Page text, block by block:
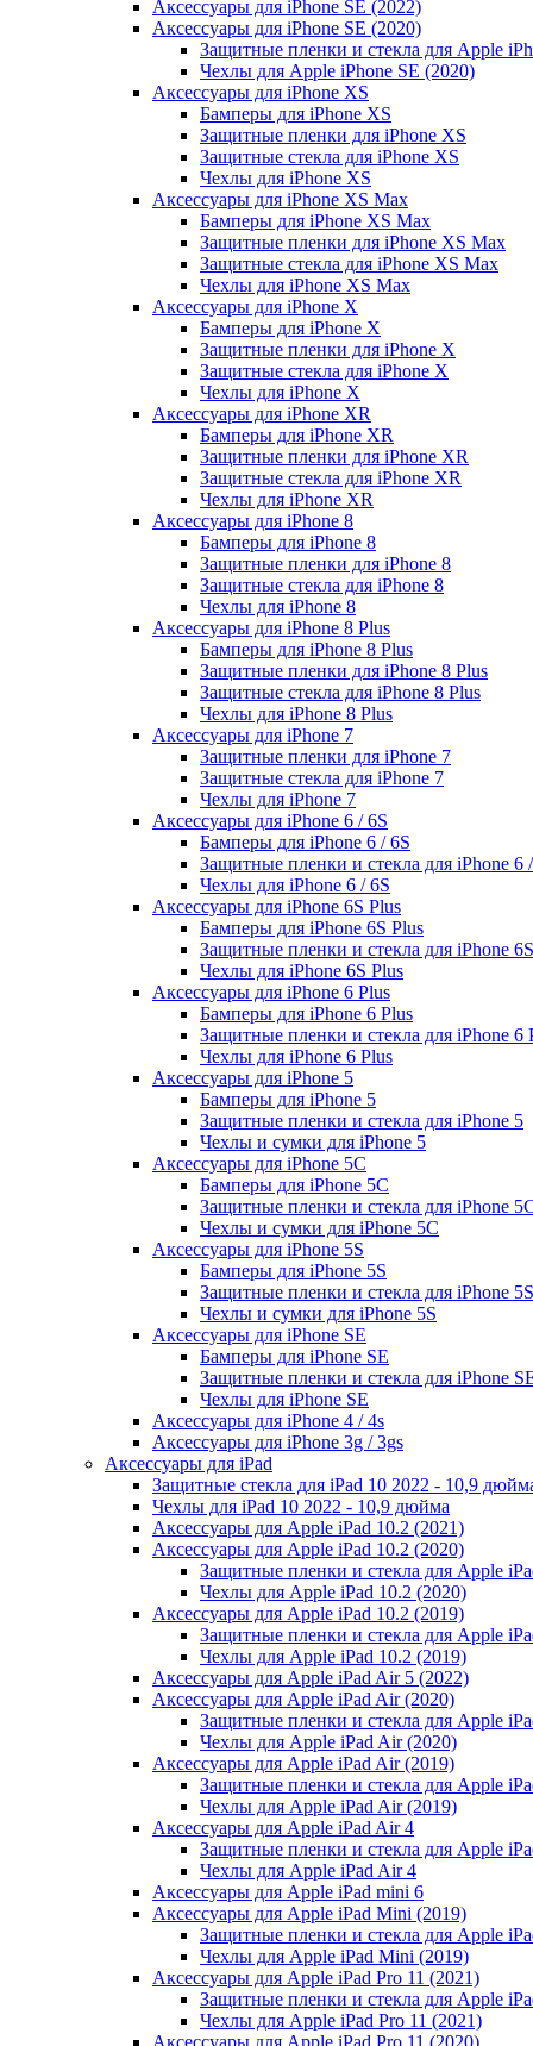
Аксессуары для iPhone SE (2022)
Аксессуары для iPhone SE (2020)
Защитные пленки и стекла для Apple
Чехлы для Apple iPhone SE (2020)
Аксессуары для iPhone ХS
Бамперы для iPhone ХS
Защитные пленки для iPhone ХS
Защитные стекла для iPhone ХS
Чехлы для iPhone ХS
Аксессуары для iPhone ХS Max
Бамперы для iPhone XS Max
Защитные пленки для iPhone XS Max
Защитные стекла для iPhone XS Max
Чехлы для iPhone XS Max
Аксессуары для iPhone X
Бамперы для iPhone X
Защитные пленки для iPhone X
Защитные стекла для iPhone X
Чехлы для iPhone X
Аксессуары для iPhone XR
Бамперы для iPhone XR
Защитные пленки для iPhone XR
Защитные стекла для iPhone XR
Чехлы для iPhone XR
Аксессуары для iPhone 8
Бамперы для iPhone 8
Защитные пленки для iPhone 8
Защитные стекла для iPhone 8
Чехлы для iPhone 8
Аксессуары для iPhone 8 Plus
Бамперы для iPhone 8 Plus
Защитные пленки для iPhone 8 Plus
Защитные стекла для iPhone 8 Plus
Чехлы для iPhone 8 Plus
Аксессуары для iPhone 7
Защитные пленки для iPhone 7
Защитные стекла для iPhone 7
Чехлы для iPhone 7
Аксессуары для iPhone 6 / 6S
Бамперы для iPhone 6 / 6S
Защитные пленки и стекла для iPhone 6
Чехлы для iPhone 6 / 6S
Аксессуары для iPhone 6S Plus
Бамперы для iPhone 6S Plus
Защитные пленки и стекла для iPhone
Чехлы для iPhone 6S Plus
Аксессуары для iPhone 6 Plus
Бамперы для iPhone 6 Plus
Защитные пленки и стекла для iPhone 6
Чехлы для iPhone 6 Plus
Аксессуары для iPhone 5
Бамперы для iPhone 5
Защитные пленки и стекла для iPhone 5
Чехлы и сумки для iPhone 5
Аксессуары для iPhone 5C
Бамперы для iPhone 5C
Защитные пленки и стекла для iPhone
Чехлы и сумки для iPhone 5C
Аксессуары для iPhone 5S
Бамперы для iPhone 5S
Защитные пленки и стекла для iPhone 5S
Чехлы и сумки для iPhone 5S
Аксессуары для iPhone SE
Бамперы для iPhone SE
Защитные пленки и стекла для iPhone
Чехлы для iPhone SE
Аксессуары для iPhone 4 / 4s
Аксессуары для iPhone 3g / 3gs
Аксессуары для iPad
Защитные стекла для iPad 10 2022 - 10,9
Чехлы для iPad 10 2022 - 10,9 дюйма
Аксессуары для Apple iPad 10.2 (2021)
Аксессуары для Apple iPad 10.2 (2020)
Защитные пленки и стекла для Apple
Чехлы для Apple iPad 10.2 (2020)
Аксессуары для Apple iPad 10.2 (2019)
Защитные пленки и стекла для Apple
Чехлы для Apple iPad 10.2 (2019)
Аксессуары для Apple iPad Air 5 (2022)
Аксессуары для Apple iPad Air (2020)
Защитные пленки и стекла для Apple
Чехлы для Apple iPad Air (2020)
Аксессуары для Apple iPad Air (2019)
Защитные пленки и стекла для Apple
Чехлы для Apple iPad Air (2019)
Аксессуары для Apple iPad Air 4
Защитные пленки и стекла для Apple
Чехлы для Apple iPad Air 4
Аксессуары для Apple iPad mini 6
Аксессуары для Apple iPad Mini (2019)
Защитные пленки и стекла для Apple
Чехлы для Apple iPad Mini (2019)
Аксессуары для Apple iPad Pro 11 (2021)
Защитные пленки и стекла для Apple
Чехлы для Apple iPad Pro 11 (2021)
Аксессуары для Apple iPad Pro 11 (2020)